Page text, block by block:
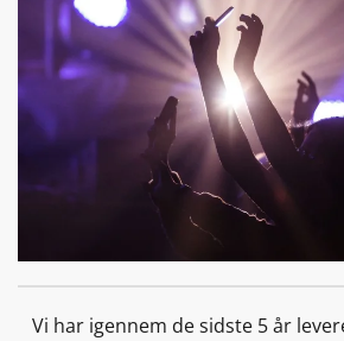
Vi har igennem de sidste 5 år